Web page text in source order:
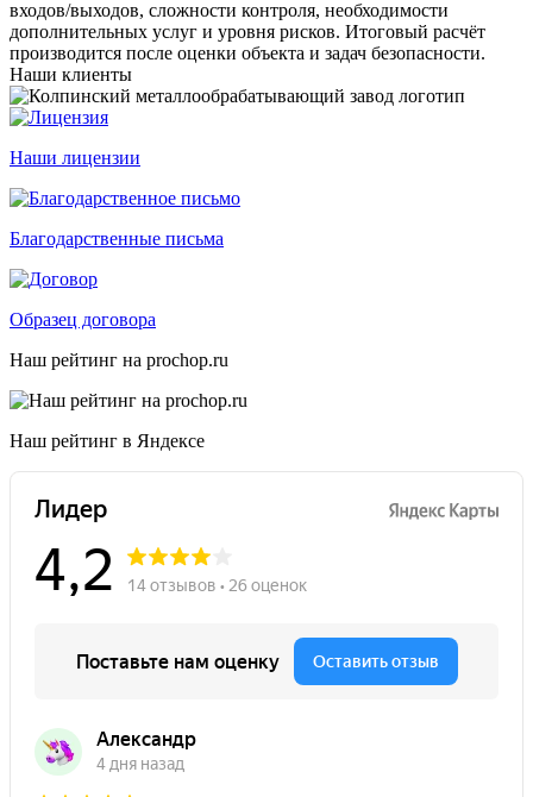
входов/выходов, сложности контроля, необходимости
дополнительных услуг и уровня рисков. Итоговый расчёт
производится после оценки объекта и задач безопасности.
Наши клиенты
Наши лицензии
Благодарственные письма
Образец договора
Наш рейтинг на prochop.ru
Наш рейтинг в Яндексе